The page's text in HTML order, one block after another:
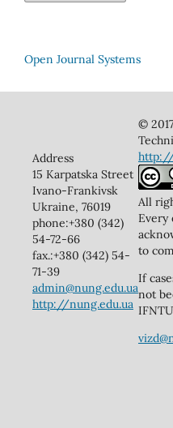
Open Journal Systems
Address
15 Karpatska Street
Ivano-Frankivsk
Ukraine, 76019
phone:+380 (342)
54-72-66
fax.:+380 (342) 54-
71-39
admin@nung.edu.ua
http://nung.edu.ua
©
http://
All
Every
to
If
not